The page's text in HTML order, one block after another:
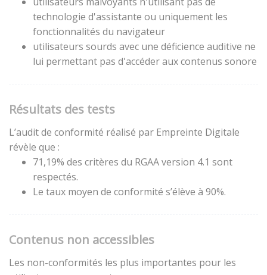
technologie d'assistante ou uniquement les
fonctionnalités du navigateur
utilisateurs sourds avec une déficience auditive ne
lui permettant pas d'accéder aux contenus sonore
Résultats des tests
L’audit de conformité réalisé par Empreinte Digitale
révèle que :
71,19% des critères du RGAA version 4.1 sont
respectés.
Le taux moyen de conformité s’élève à 90%.
Contenus non accessibles
Les non-conformités les plus importantes pour les